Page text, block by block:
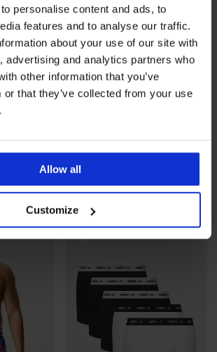
personalise content and ads, to
features and to analyse our traffic.
about your use of our site with
advertising and analytics partners who
other information that you’ve
or that they’ve collected from your use
Allow all
Customize
Muške hlače za spavanje
MEN-A Massimo
34,99 €